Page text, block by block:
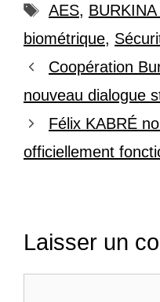
Étiquettes
AES,
biométrique,
Coopération
nouveau dialogue
Félix KABRÉ
officiellement
Laisser un